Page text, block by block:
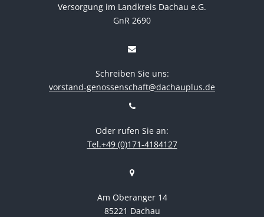
Versorgung im Landkreis Dachau e.G.
GnR 2690
Schreiben Sie uns:
vorstand-genossenschaft@dachauplus.de
Oder rufen Sie an:
Tel.+49 (0)171-4184127
Am Oberanger 14
85221 Dachau